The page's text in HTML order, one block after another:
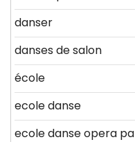
danser
danses de salon
école
ecole danse
ecole danse opera